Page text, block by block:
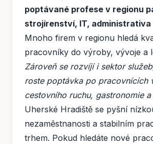
poptávané profese v regionu
strojírenství, IT, administrativa
Mnoho firem v regionu hledá
pracovníky do výroby, vývoje a
Zároveň se rozvíjí i sektor
roste poptávka po pracovnících
cestovního ruchu, gastronomie
Uherské Hradiště se pyšní
nezaměstnanosti a stabilním
trhem. Pokud hledáte nové